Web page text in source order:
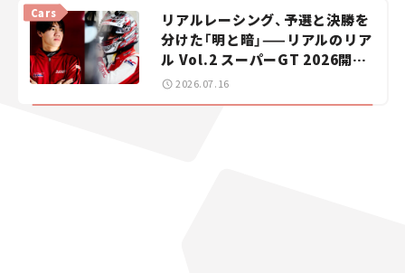
リアルレーシング、予選と決勝を
分けた「明と暗」——リアルのリア
ル Vol.2 スーパーGT 2026開幕
戦 岡山国際サーキット
Cars
2026.07.16